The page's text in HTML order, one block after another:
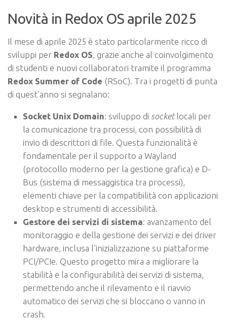
Novità in Redox OS aprile 2025
Il mese di aprile 2025 è stato particolarmente ricco di
sviluppi per Redox OS, grazie anche al coinvolgimento
di studenti e nuovi collaboratori tramite il programma
Redox Summer of Code (RSoC). Tra i progetti di punta
di quest’anno si segnalano:
Socket Unix Domain: sviluppo di socketlocali per
la comunicazione tra processi, con possibilità di
invio di descrittori di file. Questa funzionalità è
fondamentale per il supporto a Wayland
(protocollo moderno per la gestione grafica) e D-
Bus (sistema di messaggistica tra processi),
elementi chiave per la compatibilità con applicazioni
desktop e strumenti di accessibilità.
Gestore dei servizi di sistema: avanzamento del
monitoraggio e della gestione dei servizi e dei driver
hardware, inclusa l’inizializzazione su piattaforme
PCI/PCIe. Questo progetto mira a migliorare la
stabilità e la configurabilità dei servizi di sistema,
permettendo anche il rilevamento e il riavvio
automatico dei servizi che si bloccano o vanno in
crash.